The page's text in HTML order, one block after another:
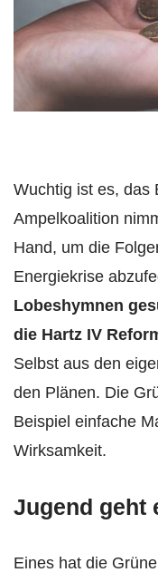
Wuchtig ist es, das
Ampelkoalition
Hand, um die
Energiekrise
Lobeshymnen
die Hartz IV
Selbst aus den
den Plänen. Die
Beispiel einfache
Wirksamkeit.
Jugend geht
Eines hat die